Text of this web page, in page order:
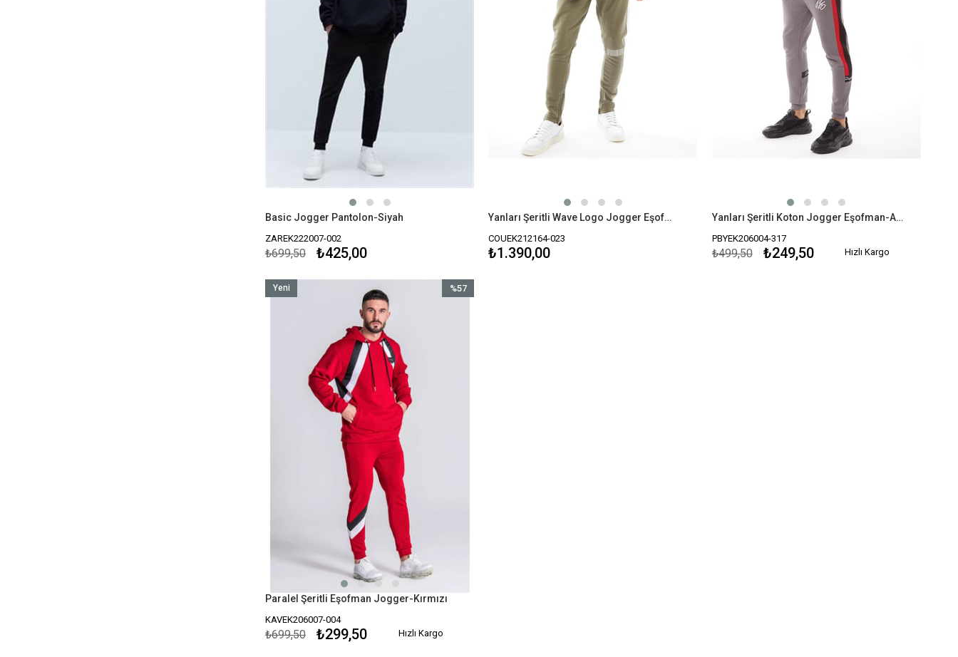
Basic Jogger Pantolon-Siyah
ZAREK222007-002
₺425,00
₺699,50
Yanları Şeritli Wave Logo Jogger Eşofman Altı-Haki
COUEK212164-023
₺1.390,00
Yanları Şeritli Koton Jogger Eşofman-Antrasit-Gri
PBYEK206004-317
₺249,50
₺499,50 Hızlı Kargo
Paralel Şeritli Eşofman Jogger-Kırmızı
KAVEK206007-004
₺299,50
₺699,50
%57
Yeni
Hızlı Kargo